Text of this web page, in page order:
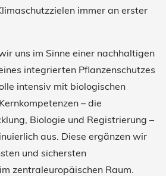
immer an erster
uns im Sinne einer nachhaltigen
integrierten Pflanzenschutzes
intensiv mit biologischen
– die
Biologie und Registrierung –
aus. Diese ergänzen wir
und sichersten
zentraleuropäischen Raum.